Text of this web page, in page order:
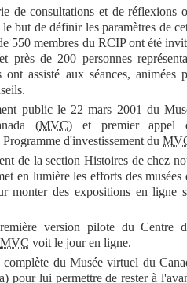
de consultations et de réflexions
le but de définir les paramètres de
550 membres du RCIP ont été
près de 200 personnes
ont assisté aux séances, animées
public le 22 mars 2001 du
(MVC) et premier appel
d'investissement du
de la section Histoires de chez
en lumière les efforts des musées
monter des expositions en ligne
version pilote du Centre
MVC voit le jour en ligne.
du Musée virtuel du
pour lui permettre de rester à